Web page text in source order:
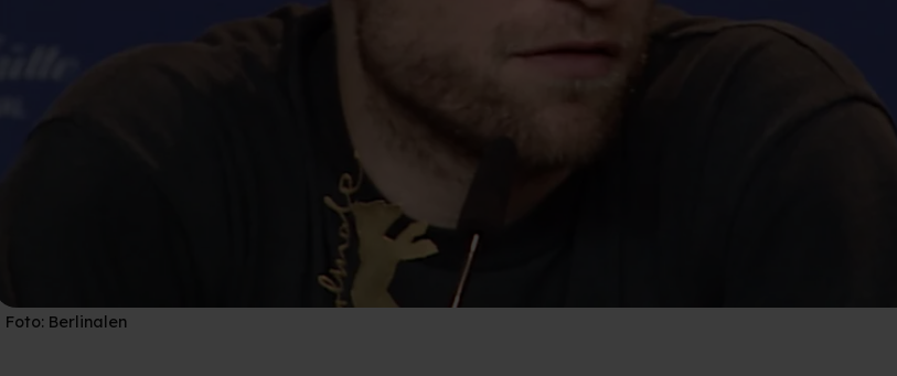
Foto: Berlinalen